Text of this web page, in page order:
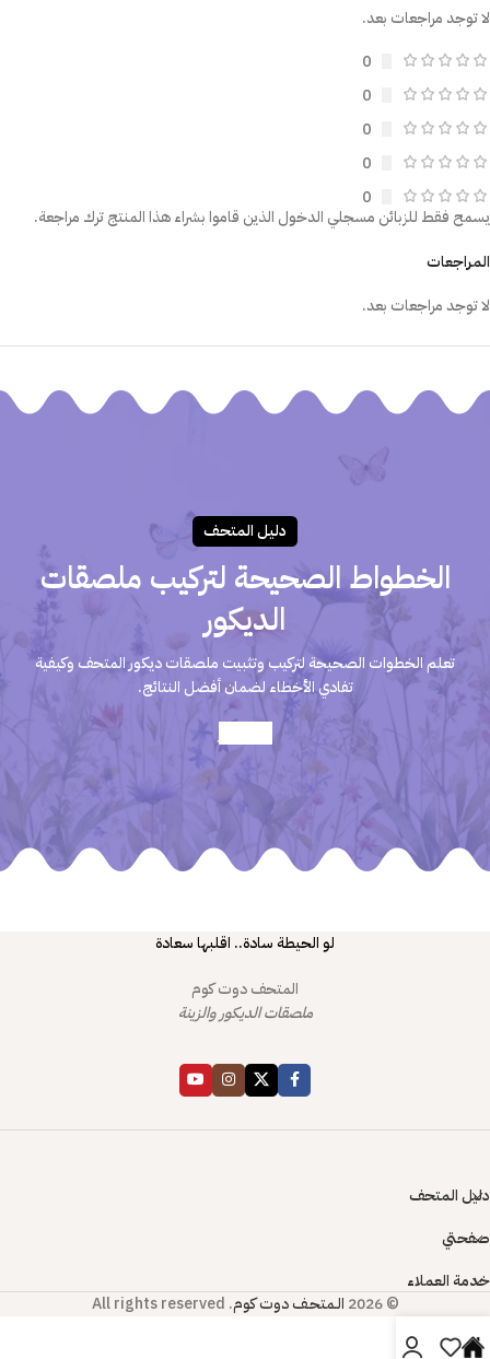
لا توجد مراجعات بعد.
0
0
0
0
0
المراجعات
لا توجد مراجعات بعد.
يسمح فقط للزبائن مسجلي الدخول الذين قاموا بشراء هذا المنتج ترك مراجعة.
دليـل المتحـف
الخطواط الصحيحة لتركيب ملصقات
الديكور
تعلم الخطوات الصحيحة لتركيب وتثبيت ملصقات ديكور المتحف وكيفية
تفادي الأخطاء لضمان أفضل النتائج.
لو الحيطة سادة.. اقلبها سعادة
المتحف دوت كوم
ملصقات الديكور والزينة
دليل المتحف
صفحتي
خدمة العملاء
© 2026
الـمتحـف دوت كوم. All rights reserved